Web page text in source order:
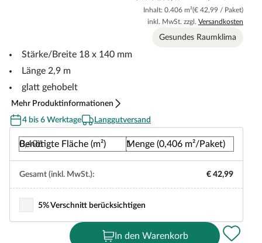
Inhalt: 0.406 m²(€ 42,99 / Paket)
inkl. MwSt. zzgl. Versandkosten
Gesundes Raumklima
Stärke/Breite 18 x 140 mm
Länge 2,9 m
glatt gehobelt
Mehr Produktinformationen
4 bis 6 Werktage
Langgutversand
Benötigte Fläche (m²) Menge (0,406 m²/Paket)
Gesamt (inkl. MwSt.): € 42,99
5% Verschnitt berücksichtigen
In den Warenkorb